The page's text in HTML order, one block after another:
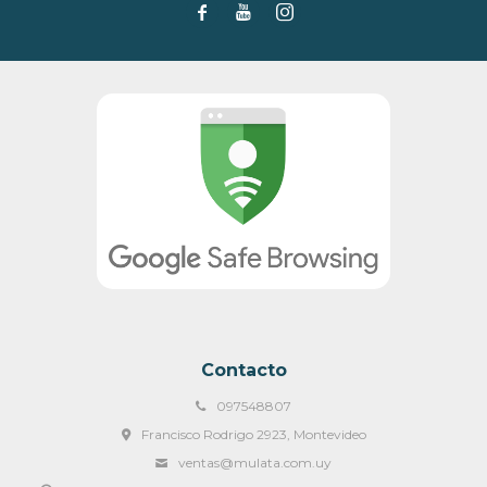
Contacto
097548807
Francisco Rodrigo 2923, Montevideo
ventas@mulata.com.uy
  